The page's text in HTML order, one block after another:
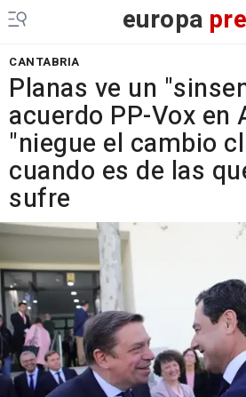
europa
CANTABRIA
Planas ve un
acuerdo PP-Vox en
"niegue el cambio
cuando es de las
sufre